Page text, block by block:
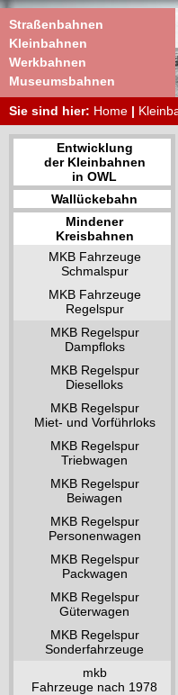
Straßenbahnen
Kleinbahnen
Werkbahnen
Museumsbahnen
Sie sind hier: Home |
Entwicklung
der Kleinbahnen
in OWL
Wallückebahn
Mindener
Kreisbahnen
MKB Fahrzeuge
Schmalspur
MKB Fahrzeuge
Regelspur
MKB Regelspur
Dampfloks
MKB Regelspur
Dieselloks
MKB Regelspur
Miet- und Vorführloks
MKB Regelspur
Triebwagen
MKB Regelspur
Beiwagen
MKB Regelspur
Personenwagen
MKB Regelspur
Packwagen
MKB Regelspur
Güterwagen
MKB Regelspur
Sonderfahrzeuge
mkb
Fahrzeuge nach 1978